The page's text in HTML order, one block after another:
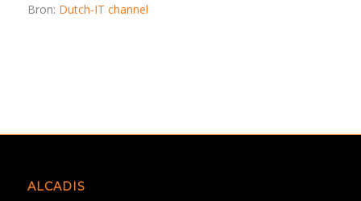
Bron: Dutch-IT channel
ALCADIS